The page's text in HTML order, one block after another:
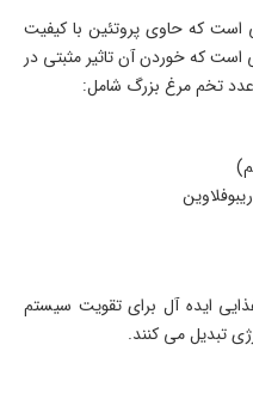
است که حاوی پروتئین با کیفیت
است که خوردن آن تاثیر مثبتی در
عدد تخم مرغ بزرگ شامل:
ایده آل برای تقویت سیستم
تبدیل می کنند.